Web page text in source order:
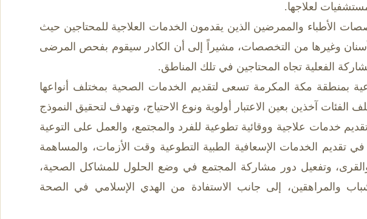
لعلاجها.
الأطباء والممرضين الذين يقدمون الخدمات العلاجية للمحتاجين حيث
وغيرها من التخصصات، مشيراً إلى أن الكادر سيقوم بفحص المرضى
الفعلية تجاه المحتاجين في تلك المناطق.
بمنطقة مكة المكرمة تسعى لتقديم الخدمات الصحية بمختلف أنواعها
آخذين بعين الاعتبار أولوية ونوع الاحتياج، وتهدف لتحقيق النموذج
خدمات علاجية ووقائية تطوعية للفرد والمجتمع، والعمل على التوعية
تقديم الخدمات الإسعافية الطبية التطوعية وقت الأزمات، والمساهمة
وتفعيل دور مشاركة المجتمع في وضع الحلول للمشاكل الصحية،
والمراهقين، إلى جانب الاستفادة من الهدي الإسلامي في الصحة